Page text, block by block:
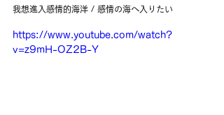
我想進入感情的海洋 / 感情の海へ入りたい
https://www.youtube.com/watch?
v=z9mH-OZ2B-Y